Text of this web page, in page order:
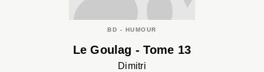
BD - HUMOUR
Le Goulag - Tome 13
Dimitri